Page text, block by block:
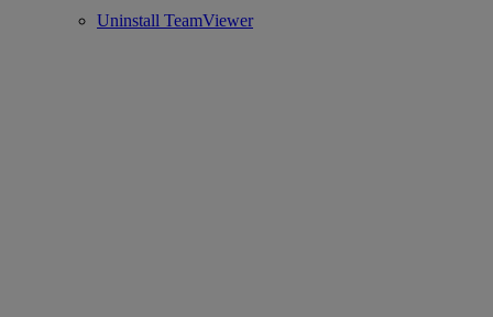
Uninstall TeamViewer